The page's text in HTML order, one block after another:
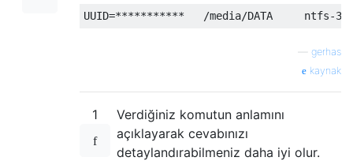
gerhas
kaynak
1
Verdiğiniz komutun anlamını
açıklayarak cevabınızı
detaylandırabilmeniz daha iyi olur.